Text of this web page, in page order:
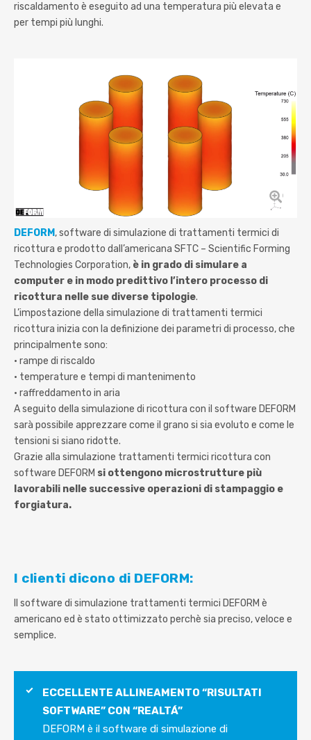
riscaldamento è eseguito ad una temperatura più elevata e
per tempi più lunghi.
DEFORM, software di simulazione di trattamenti termici di
ricottura e prodotto dall’americana SFTC – Scientific Forming
Technologies Corporation, è in grado di simulare a
computer e in modo predittivo l’intero processo di
ricottura nelle sue diverse tipologie.
L’impostazione della simulazione di trattamenti termici
ricottura inizia con la definizione dei parametri di processo, che
principalmente sono:
• rampe di riscaldo
• temperature e tempi di mantenimento
• raffreddamento in aria
A seguito della simulazione di ricottura con il software DEFORM
sarà possibile apprezzare come il grano si sia evoluto e come le
tensioni si siano ridotte.
Grazie alla simulazione trattamenti termici ricottura con
software DEFORM si ottengono microstrutture più
lavorabili nelle successive operazioni di stampaggio e
forgiatura.
I clienti dicono di DEFORM:
Il software di simulazione trattamenti termici DEFORM è
americano ed è stato ottimizzato perchè sia preciso, veloce e
semplice.
ECCELLENTE ALLINEAMENTO “RISULTATI
SOFTWARE” CON “REALTÁ”
DEFORM è il software di simulazione di